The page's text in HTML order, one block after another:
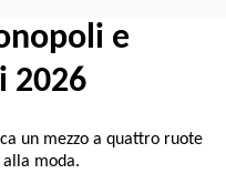
e
2026
un mezzo a quattro ruote
moda.